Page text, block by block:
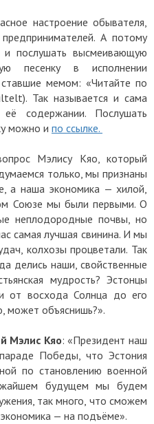
настроение обывателя,
А потому
и послушать высмеивающую
песенку в исполнении
мемом: «Читайте по
Так называется и сама
содержании. Послушать
можно и по ссылке.
Мэлису Кяо, который
только, мы признаны
а наша экономика — хилой,
Союзе мы были первыми. О
неплодородные почвы, но
самая лучшая свинина. И мы
колхозы процветали. Так
делись наши, свойственные
мудрость? Эстонцы
от восхода Солнца до его
может объяснишь?».
Мэлис Кяо: «Президент наш
Победы, что Эстония
по становлению военной
будущем мы будем
так много, что сможем
— на подъёме».